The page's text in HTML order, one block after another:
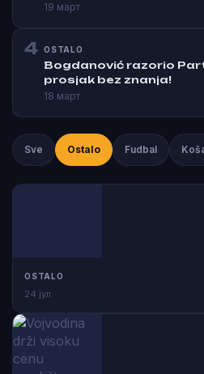
19 март
4 OSTALO
Bogdanović razorio
prosjak bez znanja!
18 март
Sve Ostalo Fudbal
OSTALO
24 јул